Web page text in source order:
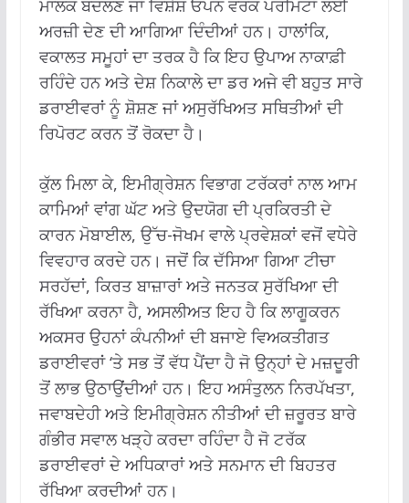
ਮਾਲਕ ਬਦਲਣ ਜਾਂ ਵਿਸ਼ੇਸ਼ ਓਪਨ ਵਰਕ ਪਰਮਿਟਾਂ ਲਈ
ਅਰਜ਼ੀ ਦੇਣ ਦੀ ਆਗਿਆ ਦਿੰਦੀਆਂ ਹਨ। ਹਾਲਾਂਕਿ,
ਵਕਾਲਤ ਸਮੂਹਾਂ ਦਾ ਤਰਕ ਹੈ ਕਿ ਇਹ ਉਪਾਅ ਨਾਕਾਫ਼ੀ
ਰਹਿੰਦੇ ਹਨ ਅਤੇ ਦੇਸ਼ ਨਿਕਾਲੇ ਦਾ ਡਰ ਅਜੇ ਵੀ ਬਹੁਤ ਸਾਰੇ
ਡਰਾਈਵਰਾਂ ਨੂੰ ਸ਼ੋਸ਼ਣ ਜਾਂ ਅਸੁਰੱਖਿਅਤ ਸਥਿਤੀਆਂ ਦੀ
ਰਿਪੋਰਟ ਕਰਨ ਤੋਂ ਰੋਕਦਾ ਹੈ।
ਕੁੱਲ ਮਿਲਾ ਕੇ, ਇਮੀਗ੍ਰੇਸ਼ਨ ਵਿਭਾਗ ਟਰੱਕਰਾਂ ਨਾਲ ਆਮ
ਕਾਮਿਆਂ ਵਾਂਗ ਘੱਟ ਅਤੇ ਉਦਯੋਗ ਦੀ ਪ੍ਰਕਿਰਤੀ ਦੇ
ਕਾਰਨ ਮੋਬਾਈਲ, ਉੱਚ-ਜੋਖਮ ਵਾਲੇ ਪ੍ਰਵੇਸ਼ਕਾਂ ਵਜੋਂ ਵਧੇਰੇ
ਵਿਵਹਾਰ ਕਰਦੇ ਹਨ। ਜਦੋਂ ਕਿ ਦੱਸਿਆ ਗਿਆ ਟੀਚਾ
ਸਰਹੱਦਾਂ, ਕਿਰਤ ਬਾਜ਼ਾਰਾਂ ਅਤੇ ਜਨਤਕ ਸੁਰੱਖਿਆ ਦੀ
ਰੱਖਿਆ ਕਰਨਾ ਹੈ, ਅਸਲੀਅਤ ਇਹ ਹੈ ਕਿ ਲਾਗੂਕਰਨ
ਅਕਸਰ ਉਹਨਾਂ ਕੰਪਨੀਆਂ ਦੀ ਬਜਾਏ ਵਿਅਕਤੀਗਤ
ਡਰਾਈਵਰਾਂ ‘ਤੇ ਸਭ ਤੋਂ ਵੱਧ ਪੈਂਦਾ ਹੈ ਜੋ ਉਨ੍ਹਾਂ ਦੇ ਮਜ਼ਦੂਰੀ
ਤੋਂ ਲਾਭ ਉਠਾਉਂਦੀਆਂ ਹਨ। ਇਹ ਅਸੰਤੁਲਨ ਨਿਰਪੱਖਤਾ,
ਜਵਾਬਦੇਹੀ ਅਤੇ ਇਮੀਗ੍ਰੇਸ਼ਨ ਨੀਤੀਆਂ ਦੀ ਜ਼ਰੂਰਤ ਬਾਰੇ
ਗੰਭੀਰ ਸਵਾਲ ਖੜ੍ਹੇ ਕਰਦਾ ਰਹਿੰਦਾ ਹੈ ਜੋ ਟਰੱਕ
ਡਰਾਈਵਰਾਂ ਦੇ ਅਧਿਕਾਰਾਂ ਅਤੇ ਸਨਮਾਨ ਦੀ ਬਿਹਤਰ
ਰੱਖਿਆ ਕਰਦੀਆਂ ਹਨ।